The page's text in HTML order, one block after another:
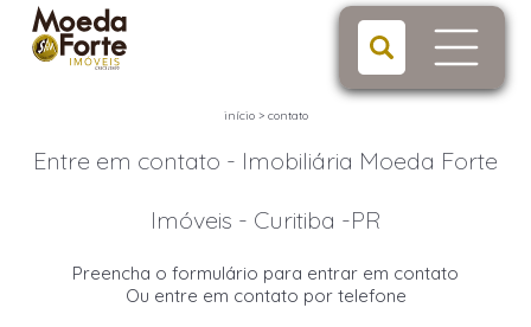
início> contato
Entre em contato - Imobiliária Moeda Forte
Imóveis - Curitiba -PR
Preencha o formulário para entrar em contato
Ou entre em contato por telefone